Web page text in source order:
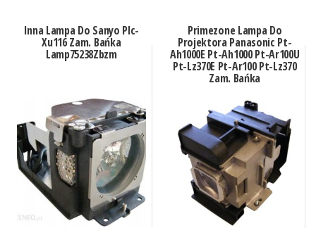
Inna Lampa Do Sanyo Plc-
Xu116 Zam. Bańka
Lamp75238Zbzm
Primezone Lampa Do
Projektora Panasonic Pt-
Ah1000E Pt-Ah1000 Pt-Ar100U
Pt-Lz370E Pt-Ar100 Pt-Lz370
Zam. Bańka